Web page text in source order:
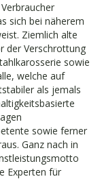
sich bei näherem
Ziemlich alte
der Verschrottung
sowie
welche auf
als jemals
sowie ferner
Ganz nach in
Experten für